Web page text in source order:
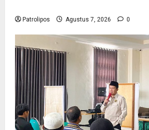
Patrolipos Agustus 7, 2026 0